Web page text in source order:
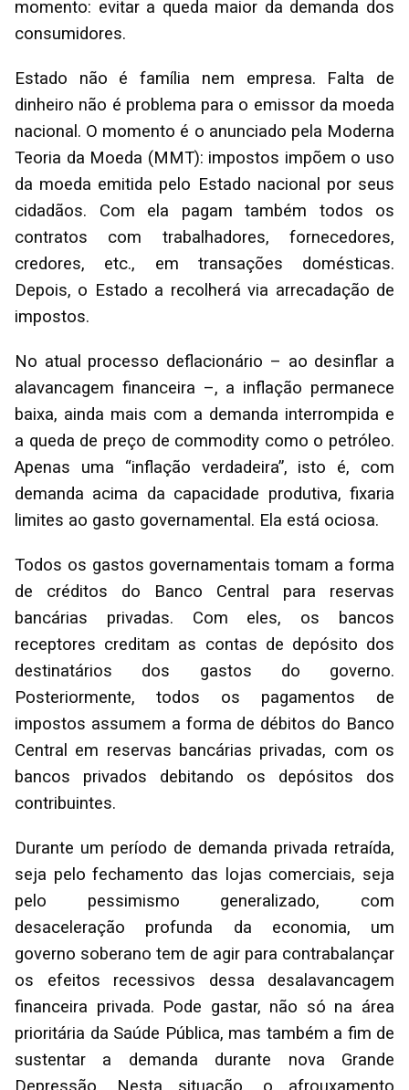
momento: evitar a queda maior da demanda dos
consumidores.
Estado não é família nem empresa. Falta de
dinheiro não é problema para o emissor da moeda
nacional. O momento é o anunciado pela Moderna
Teoria da Moeda (MMT): impostos impõem o uso
da moeda emitida pelo Estado nacional por seus
cidadãos. Com ela pagam também todos os
contratos com trabalhadores, fornecedores,
credores, etc., em transações domésticas.
Depois, o Estado a recolherá via arrecadação de
impostos.
No atual processo deflacionário – ao desinflar a
alavancagem financeira –, a inflação permanece
baixa, ainda mais com a demanda interrompida e
a queda de preço de commodity como o petróleo.
Apenas uma “inflação verdadeira”, isto é, com
demanda acima da capacidade produtiva, fixaria
limites ao gasto governamental. Ela está ociosa.
Todos os gastos governamentais tomam a forma
de créditos do Banco Central para reservas
bancárias privadas. Com eles, os bancos
receptores creditam as contas de depósito dos
destinatários dos gastos do governo.
Posteriormente, todos os pagamentos de
impostos assumem a forma de débitos do Banco
Central em reservas bancárias privadas, com os
bancos privados debitando os depósitos dos
contribuintes.
Durante um período de demanda privada retraída,
seja pelo fechamento das lojas comerciais, seja
pelo pessimismo generalizado, com
desaceleração profunda da economia, um
governo soberano tem de agir para contrabalançar
os efeitos recessivos dessa desalavancagem
financeira privada. Pode gastar, não só na área
prioritária da Saúde Pública, mas também a fim de
sustentar a demanda durante nova Grande